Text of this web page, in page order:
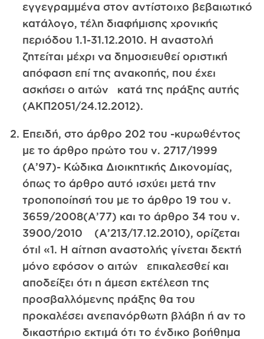
εγγεγραμμένα στον αντίστοιχο βεβαιωτικό
κατάλογο, τέλη διαφήμισης χρονικής
περιόδου 1.1-31.12.2010. Η αναστολή
ζητείται μέχρι να δημοσιευθεί οριστική
απόφαση επί της ανακοπής, που έχει
ασκήσει ο αιτών κατά της πράξης αυτής
(ΑΚΠ2051/24.12.2012).
Επειδή, στο άρθρο 202 του -κυρωθέντος
με το άρθρο πρώτο του ν. 2717/1999
(Α’97)- Κώδικα Διοικητικής Δικονομίας,
όπως το άρθρο αυτό ισχύει μετά την
τροποποίησή του με το άρθρο 19 του ν.
3659/2008(Α’77) και το άρθρο 34 του ν.
3900/2010 (Α’213/17.12.2010), ορίζεται
ότιl «1. Η αίτηση αναστολής γίνεται δεκτή
μόνο εφόσον ο αιτών επικαλεσθεί και
αποδείξει ότι η άμεση εκτέλεση της
προσβαλλόμενης πράξης θα του
προκαλέσει ανεπανόρθωτη βλάβη ή αν το
δικαστήριο εκτιμά ότι το ένδικο βοήθημα